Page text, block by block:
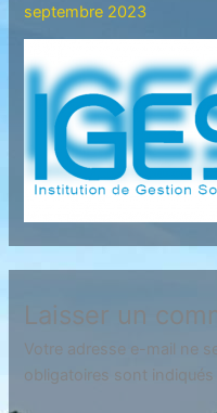
septembre 2023
Laisser un
Votre adresse e-mail ne
obligatoires sont indiqués